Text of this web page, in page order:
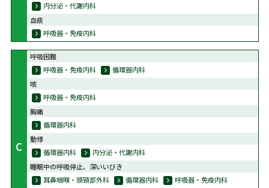
内分泌・代謝内科
血痰
呼吸器・免疫内科
C
呼吸困難
呼吸器・免疫内科
循環器内科
咳
呼吸器・免疫内科
胸痛
循環器内科
動悸
循環器内科
内分泌・代謝内科
睡眠中の呼吸停止、深いいびき
耳鼻咽喉・頭頸部外科
循環器内科
呼吸器・免疫内科